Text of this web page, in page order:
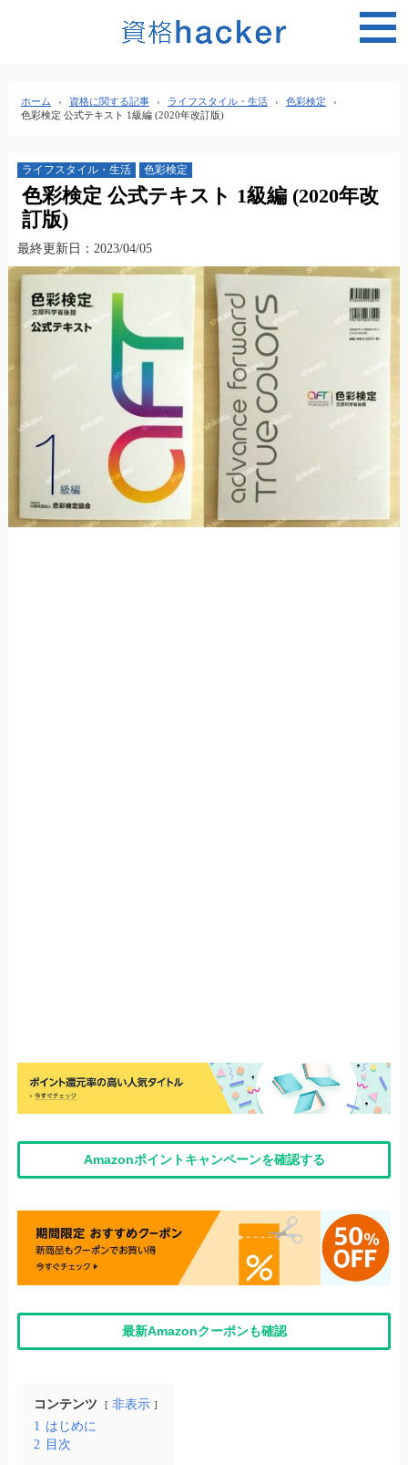
ホーム › 資格に関する記事 › ライフスタイル・生活 › 色彩検定
›
色彩検定 公式テキスト 1級編 (2020年改訂版)
ライフスタイル・生活 色彩検定
色彩検定 公式テキスト 1級編 (2020年改
訂版)
最終更新日：2023/04/05
Amazonポイントキャンペーンを確認する
最新Amazonクーポンも確認
コンテンツ
非表示
1 はじめに
2 目次